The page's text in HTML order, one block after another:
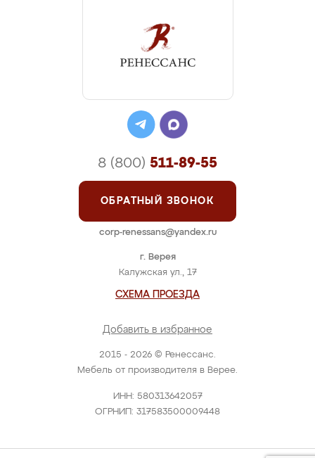
2015 - 2026 © Ренессанс.
Мебель от производителя в Верее.
ИНН: 580313642057
ОГРНИП: 317583500009448
г. Верея
Калужская ул., 17
СХЕМА ПРОЕЗДА
Добавить в избранное
8 (800) 511-89-55
ОБРАТНЫЙ ЗВОНОК
corp-renessans@yandex.ru